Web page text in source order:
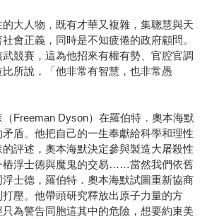
大人物，既有才華又複雜，集聰慧與天
會正義，同時是不知疲倦的政府顧問。
競賽，這為他招來有權有勢、官腔官調
所說，「他非常有智慧，也非常愚
Freeman Dyson）在羅伯特．奧本海默
盾。他把自己的一生奉獻給科學和理性
評述，奧本海默決定參與製造大屠殺性
樁浮士德與魔鬼的交易……當然我們依舊
士德，羅伯特．奧本海默試圖重新協商
壓。他帶頭研究釋放出原子力量的方
為警告同胞這其中的危險，想要約束美